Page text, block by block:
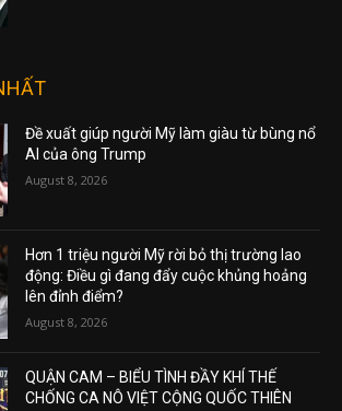
Đề xuất giúp người Mỹ làm giàu từ bùng nổ
AI của ông Trump
August 8, 2026
Hơn 1 triệu người Mỹ rời bỏ thị trường lao
động: Điều gì đang đẩy cuộc khủng hoảng
lên đỉnh điểm?
August 8, 2026
QUẬN CAM – BIỂU TÌNH ĐẦY KHÍ THẾ
CHỐNG CA NÔ VIỆT CỘNG QUỐC THIÊN